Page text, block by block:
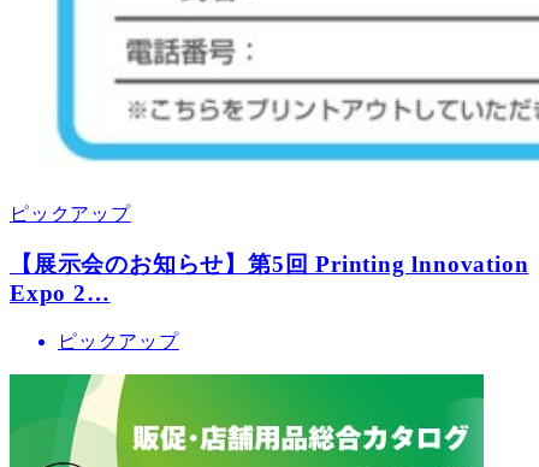
ピックアップ
【展示会のお知らせ】第5回 Printing lnnovation
Expo 2…
ピックアップ